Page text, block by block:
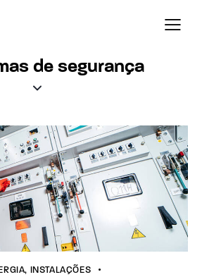
de segurança
, INSTALAÇÕES